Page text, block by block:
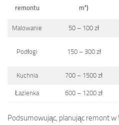
remontu
m²)
Malowanie 50 – 100 zł
Podłogi 150 – 300 zł
Kuchnia 700 – 1500 zł
Łazienka 600 – 1200 zł
Podsumowując, planując remont w